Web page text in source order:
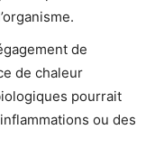
de
de chaleur
pourrait
ou des